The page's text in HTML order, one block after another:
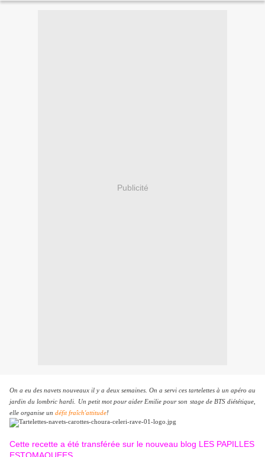
Publicité
On a eu des navets nouveaux il y a deux semaines. On a servi ces tartelettes à un apéro au
jardin du lombric hardi. Un petit mot pour aider Emilie pour son stage de BTS diététique,
elle organise un défit fraîch'attitude!
Cette recette a été transférée sur le nouveau blog LES PAPILLES